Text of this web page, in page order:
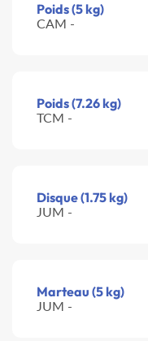
Poids (5 kg)
CAM -
Poids (7.26 kg)
TCM -
Disque (1.75 kg)
JUM -
Marteau (5 kg)
JUM -